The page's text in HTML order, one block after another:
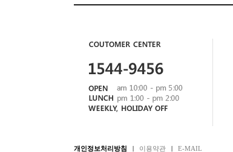
개인정보처리방침 이용약관 E-MAIL